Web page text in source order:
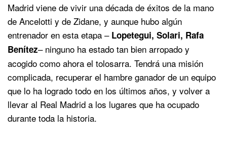
Madrid viene de vivir una década de éxitos de la mano
de Ancelotti y de Zidane, y aunque hubo algún
entrenador en esta etapa – Lopetegui, Solari, Rafa
Benítez– ninguno ha estado tan bien arropado y
acogido como ahora el tolosarra. Tendrá una misión
complicada, recuperar el hambre ganador de un equipo
que lo ha logrado todo en los últimos años, y volver a
llevar al Real Madrid a los lugares que ha ocupado
durante toda la historia.